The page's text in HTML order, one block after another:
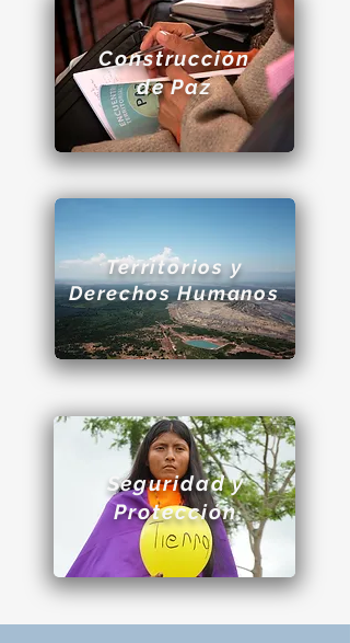
Construcción
de Paz
Territorios y
Derechos Humanos
Seguridad y
Protección